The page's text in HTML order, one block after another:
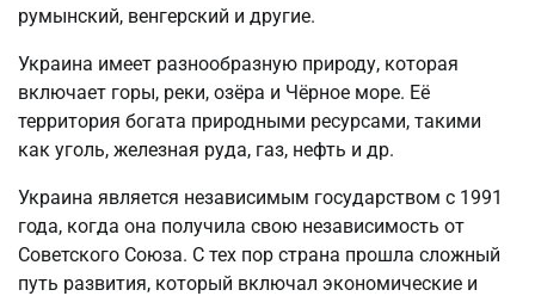
румынский, венгерский и другие.
Украина имеет разнообразную природу, которая
включает горы, реки, озёра и Чёрное море. Её
территория богата природными ресурсами, такими
как уголь, железная руда, газ, нефть и др.
Украина является независимым государством с 1991
года, когда она получила свою независимость от
Советского Союза. С тех пор страна прошла сложный
путь развития, который включал экономические и